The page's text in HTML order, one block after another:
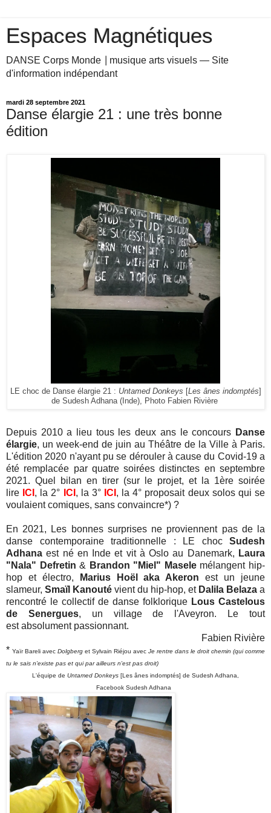
Espaces Magnétiques
DANSE Corps Monde ⎥ musique arts visuels — Site
d'information indépendant
mardi 28 septembre 2021
Danse élargie 21 : une très bonne
édition
LE choc de Danse élargie 21 : Untamed Donkeys [Les ânes indomptés]
de Sudesh Adhana (Inde), Photo Fabien Rivière
Depuis 2010 a lieu tous les deux ans le concours Danse
élargie, un week-end de juin au Théâtre de la Ville à Paris.
L'édition 2020 n'ayant pu se dérouler à cause du Covid-19 a
été remplacée par quatre soirées distinctes en septembre
2021. Quel bilan en tirer (sur le projet, et la 1ère soirée
lire ICI , la 2° ICI , la 3° ICI , la 4° proposait deux solos qui se
voulaient comiques, sans convaincre*) ?
En 2021, Les bonnes surprises ne proviennent pas de la
danse contemporaine traditionnelle : LE choc Sudesh
Adhana est né en Inde et vit à Oslo au Danemark, Laura
"Nala" Defretin& Brandon "Miel" Maselemélangent hip-
hop et électro,
Marius Hoël aka Akeronest un jeune
slameur, Smaïl Kanouté vient du hip-hop, et Dalila Belaza a
rencontré le collectif de danse folklorique Lous Castelous
de Senergues, un village de
l'Aveyron. Le tout
estabsolument passionnant.
Fabien Rivière
* Yaïr Bareli avec Dolgberg et Sylvain Riéjou avec Je rentre dans le droit chemin (qui comme
tu le sais n'existe pas et qui par ailleurs n'est pas droit)
L'équipe de Untamed Donkeys [Les ânes indomptés] de Sudesh Adhana,
Facebook Sudesh Adhana